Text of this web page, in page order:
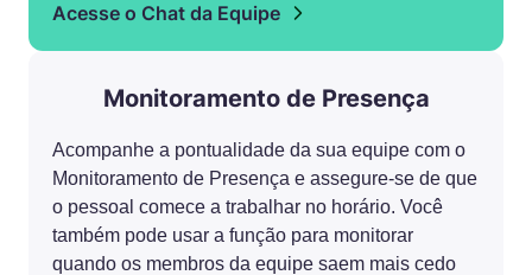
Acesse o Chat da Equipe
Monitoramento de Presença
Acompanhe a pontualidade da sua equipe com o
Monitoramento de Presença e assegure-se de que
o pessoal comece a trabalhar no horário. Você
também pode usar a função para monitorar
quando os membros da equipe saem mais cedo